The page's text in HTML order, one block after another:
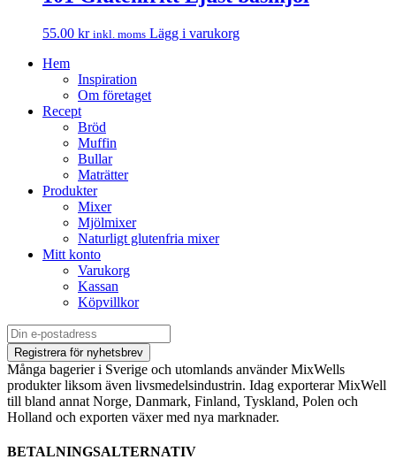
55.00 kr inkl. moms Lägg i varukorg
Hem
Inspiration
Om företaget
Recept
Bröd
Muffin
Bullar
Maträtter
Produkter
Mixer
Mjölmixer
Naturligt glutenfria mixer
Mitt konto
Varukorg
Kassan
Köpvillkor
Många bagerier i Sverige och utomlands använder MixWells
produkter liksom även livsmedelsindustrin. Idag exporterar MixWell
till bland annat Norge, Danmark, Finland, Tyskland, Polen och
Holland och exporten växer med nya marknader.
BETALNINGSALTERNATIV